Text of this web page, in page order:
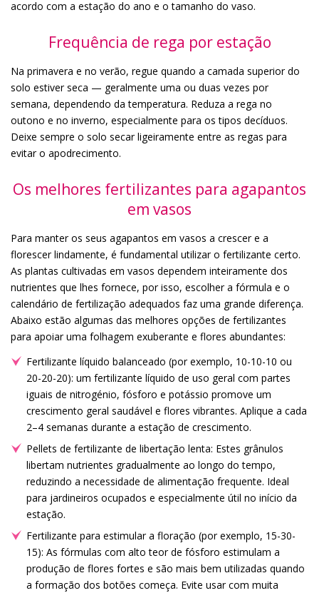
acordo com a estação do ano e o tamanho do vaso.
Frequência de rega por estação
Na primavera e no verão, regue quando a camada superior do
solo estiver seca — geralmente uma ou duas vezes por
semana, dependendo da temperatura. Reduza a rega no
outono e no inverno, especialmente para os tipos decíduos.
Deixe sempre o solo secar ligeiramente entre as regas para
evitar o apodrecimento.
Os melhores fertilizantes para agapantos
em vasos
Para manter os seus agapantos em vasos a crescer e a
florescer lindamente, é fundamental utilizar o fertilizante certo.
As plantas cultivadas em vasos dependem inteiramente dos
nutrientes que lhes fornece, por isso, escolher a fórmula e o
calendário de fertilização adequados faz uma grande diferença.
Abaixo estão algumas das melhores opções de fertilizantes
para apoiar uma folhagem exuberante e flores abundantes:
Fertilizante líquido balanceado (por exemplo, 10-10-10 ou
20-20-20): um fertilizante líquido de uso geral com partes
iguais de nitrogénio, fósforo e potássio promove um
crescimento geral saudável e flores vibrantes. Aplique a cada
2–4 semanas durante a estação de crescimento.
Pellets de fertilizante de libertação lenta: Estes grânulos
libertam nutrientes gradualmente ao longo do tempo,
reduzindo a necessidade de alimentação frequente. Ideal
para jardineiros ocupados e especialmente útil no início da
estação.
Fertilizante para estimular a floração (por exemplo, 15-30-
15): As fórmulas com alto teor de fósforo estimulam a
produção de flores fortes e são mais bem utilizadas quando
a formação dos botões começa. Evite usar com muita